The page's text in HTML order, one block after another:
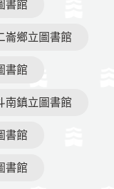
書館
崙鄉立圖書館
書館
南鎮立圖書館
書館
書館